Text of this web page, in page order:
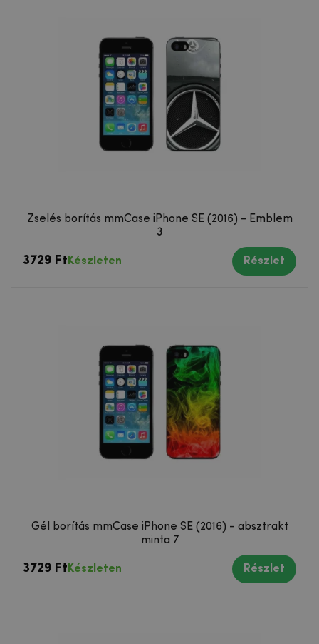
Zselés borítás mmCase iPhone SE (2016) - Emblem
3
3729 Ft Készleten Részlet
Gél borítás mmCase iPhone SE (2016) - absztrakt
minta 7
3729 Ft Készleten Részlet